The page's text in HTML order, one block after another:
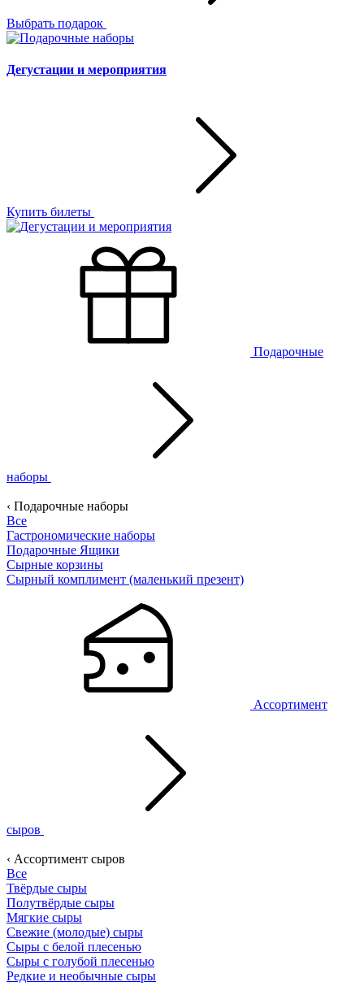
Выбрать подарок
Дегустации и мероприятия
Купить билеты
Подарочные
наборы
‹ Подарочные наборы
Все
Гастрономические наборы
Подарочные Ящики
Сырные корзины
Сырный комплимент (маленький презент)
Ассортимент
сыров
‹ Ассортимент сыров
Все
Твёрдые сыры
Полутвёрдые сыры
Мягкие сыры
Свежие (молодые) сыры
Сыры с белой плесенью
Сыры с голубой плесенью
Редкие и необычные сыры